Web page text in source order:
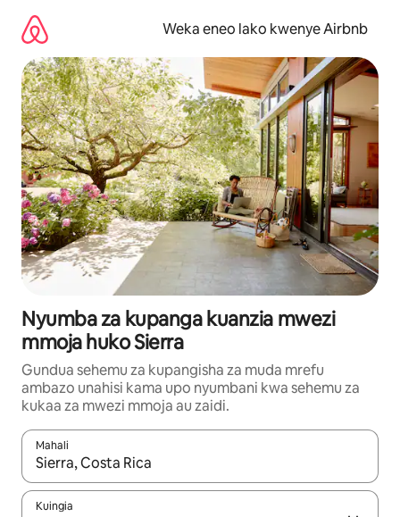
kwenda
kwenye
maudhui
Weka eneo lako kwenye Airbnb
Nyumba za kupanga kuanzia mwezi
mmoja huko Sierra
Gundua sehemu za kupangisha za muda mrefu
ambazo unahisi kama upo nyumbani kwa sehemu za
kukaa za mwezi mmoja au zaidi.
Mahali
Wakati matokeo yanapatikana, vinjari kwa kutumia vitufe vya
Kuingia